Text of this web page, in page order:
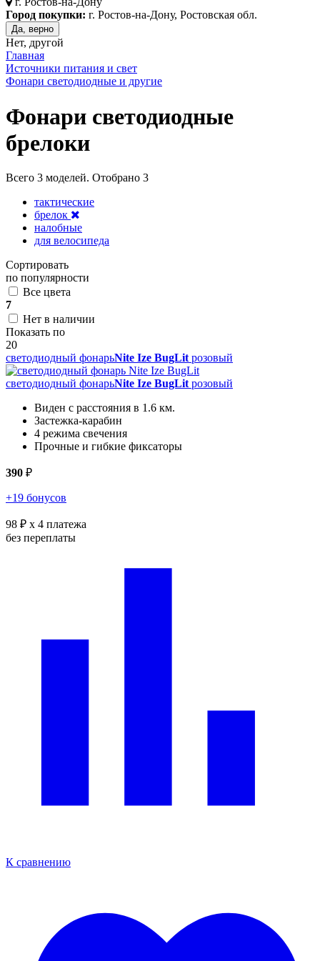
Город покупки: г. Ростов-на-Дону, Ростовская обл.
Да, верно
Нет, другой
Главная
Источники питания и свет
Фонари светодиодные и другие
Фонари светодиодные
брелоки
Всего 3 моделей. Отобрано 3
тактические
брелок
налобные
для велосипеда
Сортировать
по популярности
Все цвета
7
Нет в наличии
Показать по
20
светодиодный фонарьNite Ize BugLit розовый
светодиодный фонарьNite Ize BugLit розовый
Виден с расстояния в 1.6 км.
Застежка-карабин
4 режима свечения
Прочные и гибкие фиксаторы
390 ₽
+19 бонусов
98 ₽ x 4 платежа
без переплаты
К сравнению